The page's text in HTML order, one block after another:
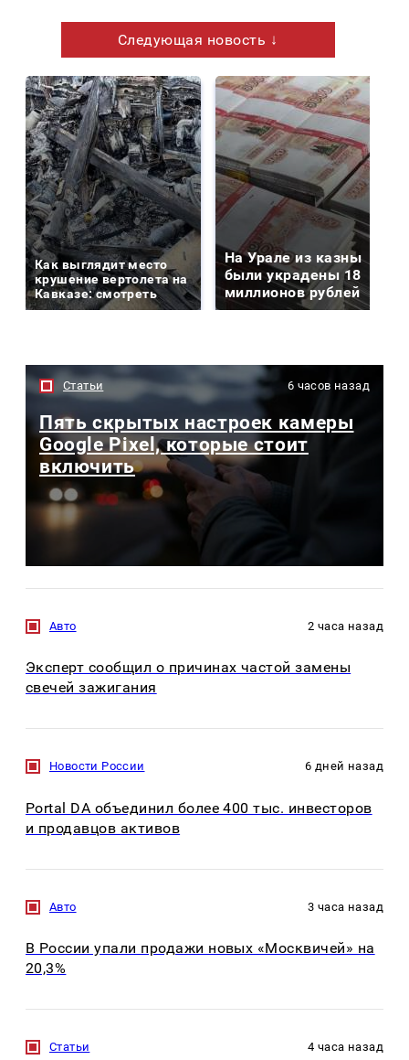
Следующая новость ↓
Как выглядит место
крушение вертолета на
Кавказе: смотреть
На Урале из казны
были украдены 18
миллионов рублей
Статьи 6 часов назад
Пять скрытых настроек камеры
Google Pixel, которые стоит
включить
Авто 2 часа назад
Эксперт сообщил о причинах частой замены
свечей зажигания
Новости России 6 дней назад
Portal DA объединил более 400 тыс. инвесторов
и продавцов активов
Авто 3 часа назад
В России упали продажи новых «Москвичей» на
20,3%
Статьи 4 часа назад